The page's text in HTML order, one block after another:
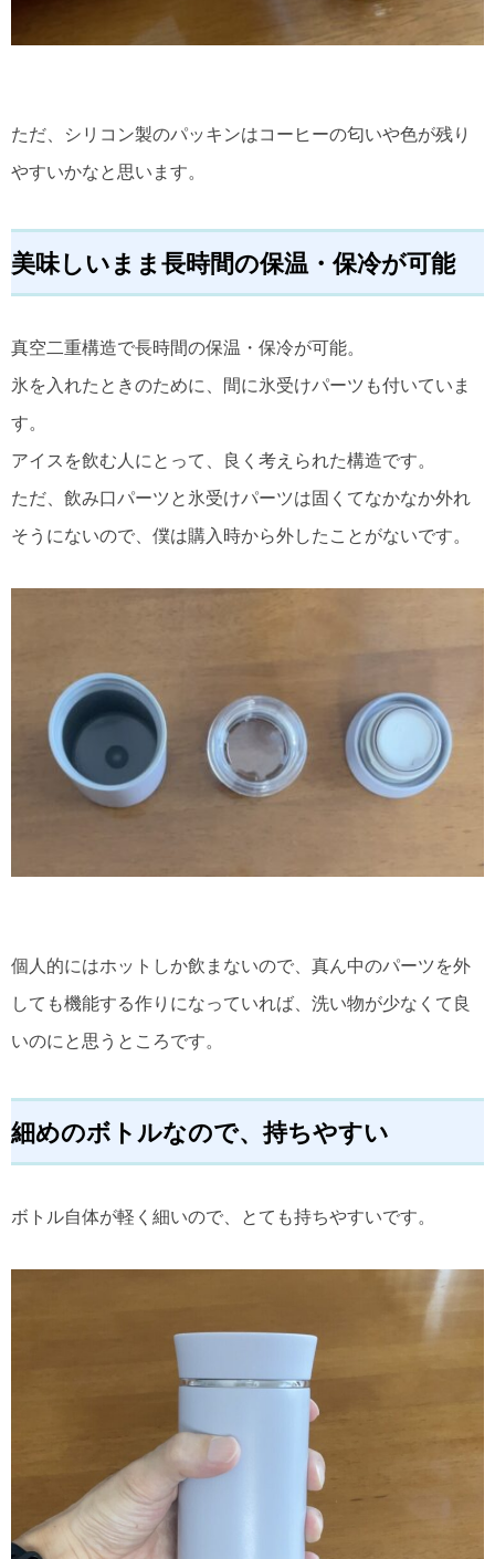
ただ、シリコン製のパッキンはコーヒーの匂いや色が残り
やすいかなと思います。
美味しいまま長時間の保温・保冷が可能
真空二重構造で長時間の保温・保冷が可能。
氷を入れたときのために、間に氷受けパーツも付いていま
す。
アイスを飲む人にとって、良く考えられた構造です。
ただ、飲み口パーツと氷受けパーツは固くてなかなか外れ
そうにないので、僕は購入時から外したことがないです。
個人的にはホットしか飲まないので、真ん中のパーツを外
しても機能する作りになっていれば、洗い物が少なくて良
いのにと思うところです。
細めのボトルなので、持ちやすい
ボトル自体が軽く細いので、とても持ちやすいです。